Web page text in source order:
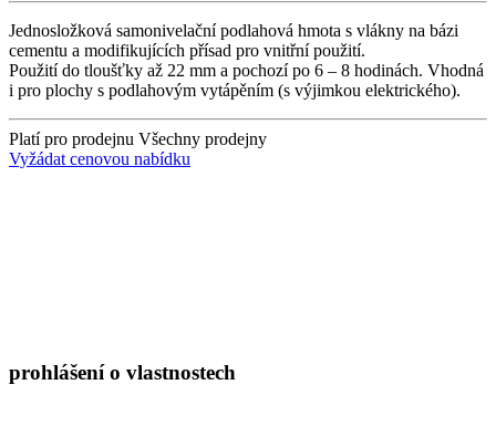
Jednosložková samonivelační podlahová hmota s vlákny na bázi
cementu a modifikujících přísad pro vnitřní použití.
Použití do tloušťky až 22 mm a pochozí po 6 – 8 hodinách. Vhodná
i pro plochy s podlahovým vytápěním (s výjimkou elektrického).
Platí pro prodejnu Všechny prodejny
Vyžádat cenovou nabídku
prohlášení o vlastnostech